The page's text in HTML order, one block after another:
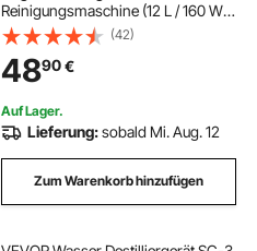
Reinigungsmaschine (12 L / 160 W)
multifunktionale Nagelreiniger
Sterilisator mit Timer-Einstellung,
Reinigungskabinett mit Tür aus
gehärtetem Glas, für Labore
(42)
4890€
Auf Lager.
Lieferung:sobald Mi. Aug. 12
Zum Warenkorb hinzufügen